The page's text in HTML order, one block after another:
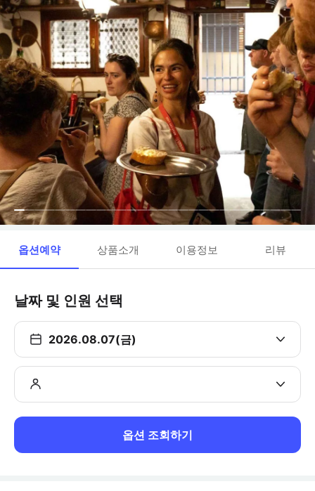
옵션예약 상품소개 이용정보 리뷰
날짜 및 인원 선택
2026.08.07(금)
옵션 조회하기